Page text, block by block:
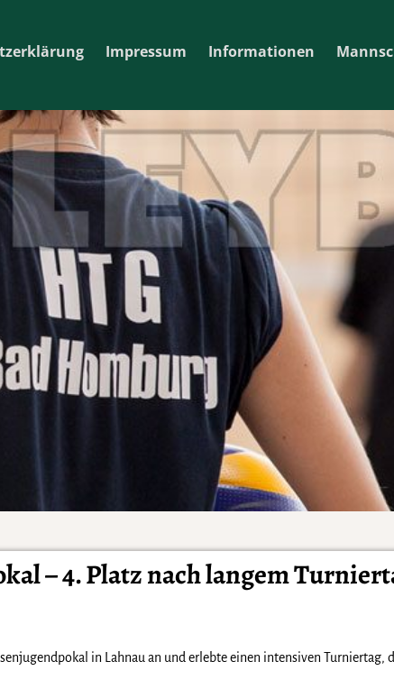
Impressum Informationen
– 4. Platz nach langem
in Lahnau an und erlebte einen intensiven Turniertag,